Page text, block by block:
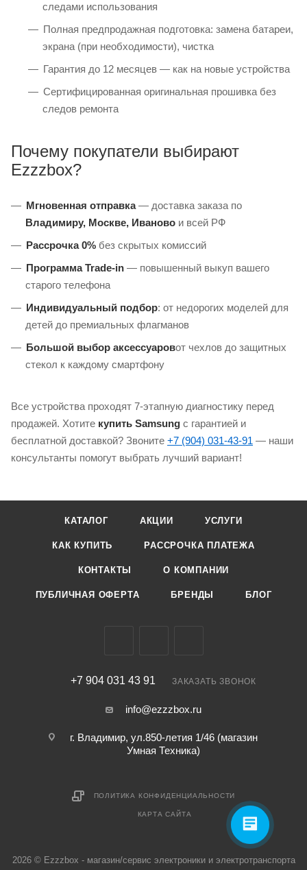
следами использования
Полная предпродажная подготовка: замена батареи,
экрана (при необходимости), чистка
Гарантия до 12 месяцев — как на новые устройства
Сертифицированная оригинальная прошивка без
следов ремонта
Почему покупатели выбирают
Ezzzbox?
Мгновенная отправка— доставка заказа по
Владимиру, Москве, Иваново и всей РФ
Рассрочка 0% без скрытых комиссий
Программа Trade-in — повышенный выкуп вашего
старого телефона
Индивидуальный подбор: от недорогих моделей для
детей до премиальных флагманов
Большой выбор аксессуаровот чехлов до защитных
стекол к каждому смартфону
Все устройства проходят 7-этапную диагностику перед
продажей. Хотите купить Samsung с гарантией и
бесплатной доставкой? Звоните +7 (904) 031-43-91 — наши
консультанты помогут выбрать лучший вариант!
КАТАЛОГ АКЦИИ УСЛУГИ
КАК КУПИТЬ РАССРОЧКА ПЛАТЕЖА
КОНТАКТЫ О КОМПАНИИ
ПУБЛИЧНАЯ ОФЕРТА БРЕНДЫ БЛОГ
+7 904 031 43 91 ЗАКАЗАТЬ ЗВОНОК
info@ezzzbox.ru
г. Владимир, ул.850-летия 1/46 (магазин
Умная Техника)
ПОЛИТИКА КОНФИДЕНЦИАЛЬНОСТИ
КАРТА САЙТА
2026 © Ezzzbox - магазин/сервис электроники и электротранспорта